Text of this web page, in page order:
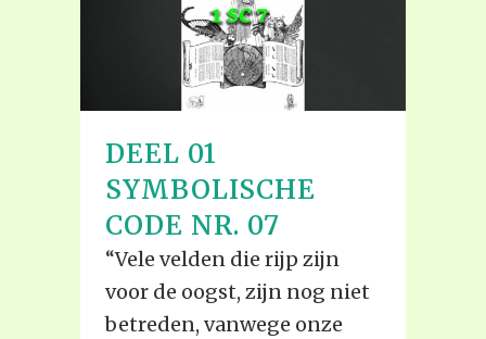
DEEL 01
SYMBOLISCHE
CODE NR. 07
“Vele velden die rijp zijn
voor de oogst, zijn nog niet
betreden, vanwege onze